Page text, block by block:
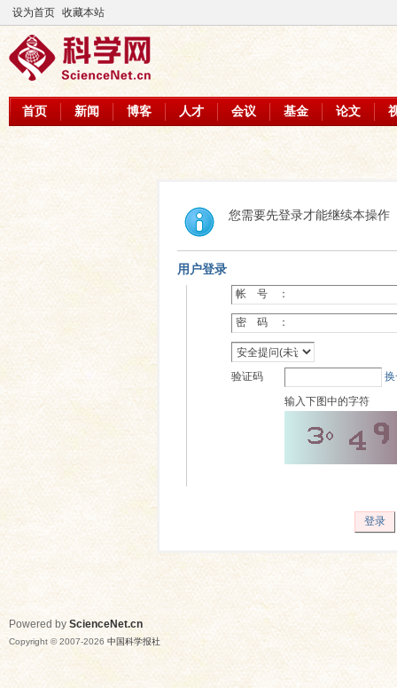
设为首页 收藏本站
首页 新闻 博客 人才 会议 基金 论文
您需要先登录才能继续本操作
用户登录
帐 号 ：
密 码 ：
验证码
输入下图中的字符
登录
Powered by ScienceNet.cn
Copyright © 2007-2026 中国科学报社